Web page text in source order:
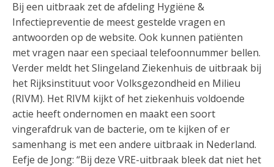
Bij een uitbraak zet de afdeling Hygiëne &
Infectiepreventie de meest gestelde vragen en
antwoorden op de website. Ook kunnen patiënten
met vragen naar een speciaal telefoonnummer bellen.
Verder meldt het Slingeland Ziekenhuis de uitbraak bij
het Rijksinstituut voor Volksgezondheid en Milieu
(RIVM). Het RIVM kijkt of het ziekenhuis voldoende
actie heeft ondernomen en maakt een soort
vingerafdruk van de bacterie, om te kijken of er
samenhang is met een andere uitbraak in Nederland.
Eefje de Jong: “Bij deze VRE-uitbraak bleek dat niet het